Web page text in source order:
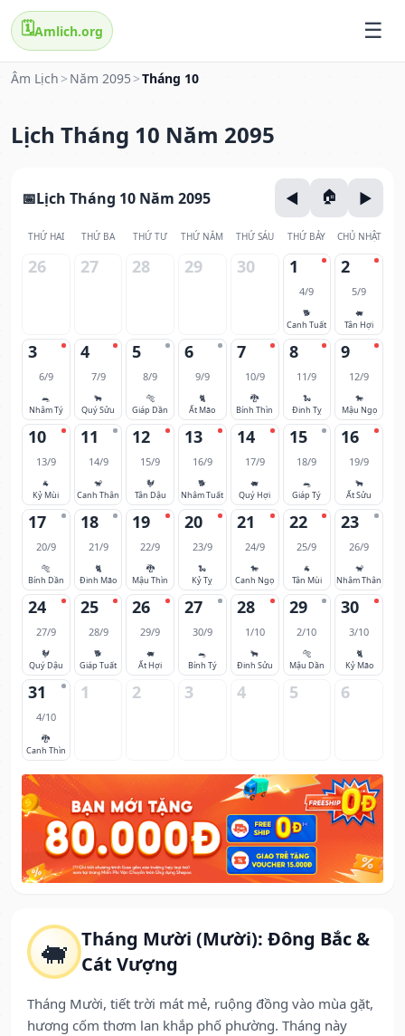
🗓️Amlich.org
Âm Lịch > Năm 2095 >Tháng 10
Lịch Tháng 10 Năm 2095
🐖 Tháng Mười (Mười): Đông Bắc &
Cát Vượng
Tháng Mười, tiết trời mát mẻ, ruộng đồng vào mùa gặt,
hương cốm thơm lan khắp phố phường. Tháng này
Lịch Tháng 10 Năm 2095
THỨ HAI THỨ BA THỨ TƯ THỨ NĂM THỨ SÁU THỨ BẢY CHỦ NHẬT
26 27 28 29 30 1
4/9
🐕
Canh Tuất
2
5/9
🐖
Tân Hợi
3
6/9
🐀
Nhâm Tý
4
7/9
🐂
Quý Sửu
5
8/9
🐅
Giáp Dần
6
9/9
🐈
Ất Mão
7
10/9
🐉
Bính Thìn
8
11/9
🐍
Đinh Tỵ
9
12/9
🐎
Mậu Ngọ
10
13/9
🐐
Kỷ Mùi
11
14/9
🐒
Canh Thân
12
15/9
🐓
Tân Dậu
13
16/9
🐕
Nhâm Tuất
14
17/9
🐖
Quý Hợi
15
18/9
🐀
Giáp Tý
16
19/9
🐂
Ất Sửu
17
20/9
🐅
Bính Dần
18
21/9
🐈
Đinh Mão
19
22/9
🐉
Mậu Thìn
20
23/9
🐍
Kỷ Tỵ
21
24/9
🐎
Canh Ngọ
22
25/9
🐐
Tân Mùi
23
26/9
🐒
Nhâm Thân
24
27/9
🐓
Quý Dậu
25
28/9
🐕
Giáp Tuất
26
29/9
🐖
Ất Hợi
27
30/9
🐀
Bính Tý
28
1/10
🐂
Đinh Sửu
29
2/10
🐅
Mậu Dần
30
3/10
🐈
Kỷ Mão
31
4/10
🐉
Canh Thìn
1 2 3 4 5 6